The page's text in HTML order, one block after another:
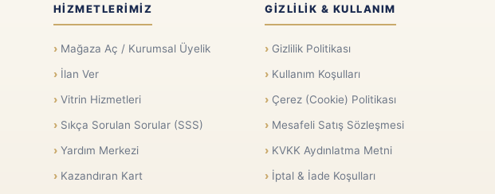
HIZMETLERIMIZ
Mağaza Aç / Kurumsal Üyelik
İlan Ver
Vitrin Hizmetleri
Sıkça Sorulan Sorular (SSS)
Yardım Merkezi
Kazandıran Kart
GIZLILIK & KULLANIM
Gizlilik Politikası
Kullanım Koşulları
Çerez (Cookie) Politikası
Mesafeli Satış Sözleşmesi
KVKK Aydınlatma Metni
İptal & İade Koşulları